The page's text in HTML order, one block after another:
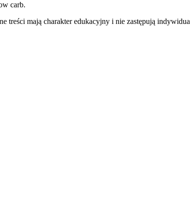
carb.
mają charakter edukacyjny i nie zastępują